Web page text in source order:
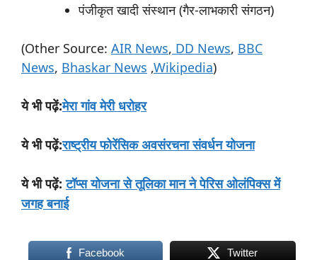
पंजीकृत खादी संस्थान (गैर-लाभकारी संगठन)
(Other Source: AIR News, DD News, BBC
News, Bhaskar News ,Wikipedia)
ये भी पढ़ें:मेरा गांव मेरी धरोहर
ये भी पढ़ें:राष्ट्रीय फोरेंसिक अवसंरचना संवर्धन योजना
ये भी पढ़ें:टॉप्स योजना से तूलिका मान ने पेरिस ओलंपिक्स में
जगह बनाई
Facebook Twitter